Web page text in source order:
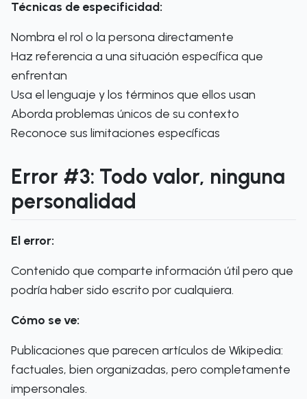
Técnicas de especificidad:
Nombra el rol o la persona directamente
Haz referencia a una situación específica que
enfrentan
Usa el lenguaje y los términos que ellos usan
Aborda problemas únicos de su contexto
Reconoce sus limitaciones específicas
Error #3: Todo valor, ninguna
personalidad
El error:
Contenido que comparte información útil pero que
podría haber sido escrito por cualquiera.
Cómo se ve:
Publicaciones que parecen artículos de Wikipedia:
factuales, bien organizadas, pero completamente
impersonales.